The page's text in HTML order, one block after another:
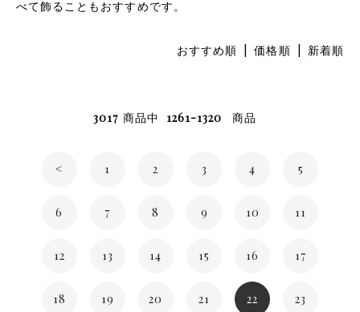
べて飾ることもおすすめです。
おすすめ順 |価格順 | 新着順
3017 商品中 1261-1320 商品
< 1 2 3 4 5
6 7 8 9 10 11
12 13 14 15 16 17
18 19 20 21 22 23